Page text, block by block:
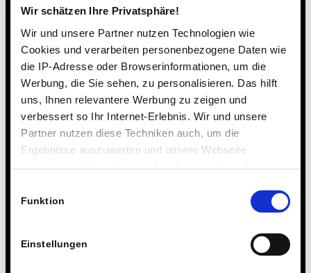
Wir schätzen Ihre Privatsphäre!
Wir und unsere Partner nutzen Technologien wie
Cookies und verarbeiten personenbezogene Daten wie
die IP-Adresse oder Browserinformationen, um die
Werbung, die Sie sehen, zu personalisieren. Das hilft
uns, Ihnen relevantere Werbung zu zeigen und
verbessert so Ihr Internet-Erlebnis. Wir und unsere
Partner nutzen diese Techniken auch, um die
Ergebnisse auszuwerten und unsere Webseite
anzupassen. Wir schätzen Ihre Privatsphäre. Daher
Technologien.
Funktion
Einstellungen